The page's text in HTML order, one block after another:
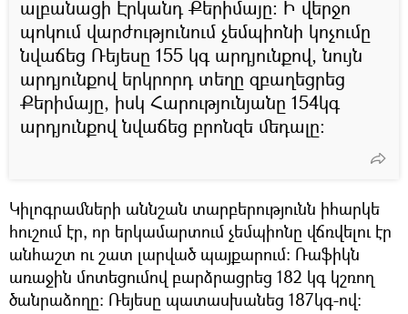
ալբանացի Էրկանդ Քերիմայը։ Ի վերջո
պոկում վարժությունում չեմպիոնի կոչումը
նվաճեց Ռեյեսը 155 կգ արդյունքով, նույն
արդյունքով երկրորդ տեղը զբաղեցրեց
Քերիմայը, իսկ Հարությունյանը 154կգ
արդյունքով նվաճեց բրոնզե մեդալը։
Կիլոգրամների աննշան տարբերությունն իհարկե
հուշում էր, որ երկամարտում չեմպիոնը վճռվելու էր
անհաշտ ու շատ լարված պայքարում։ Ռաֆիկն
առաջին մոտեցումով բարձրացրեց 182 կգ կշռող
ծանրաձողը։ Ռեյեսը պատասխանեց 187կգ-ով։